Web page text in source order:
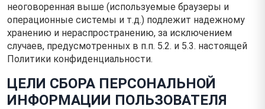
неоговоренная выше (используемые браузеры и
операционные системы и т.д.) подлежит надежному
хранению и нераспространению, за исключением
случаев, предусмотренных в п.п. 5.2. и 5.3. настоящей
Политики конфиденциальности.
ЦЕЛИ СБОРА ПЕРСОНАЛЬНОЙ
ИНФОРМАЦИИ ПОЛЬЗОВАТЕЛЯ